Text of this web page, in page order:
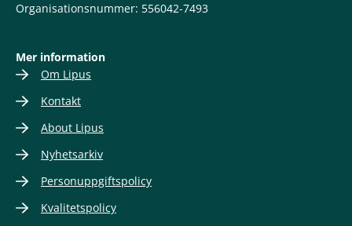
Organisationsnummer: 556042-7493
Mer information
Om Lipus
Kontakt
About Lipus
Nyhetsarkiv
Personuppgiftspolicy
Kvalitetspolicy